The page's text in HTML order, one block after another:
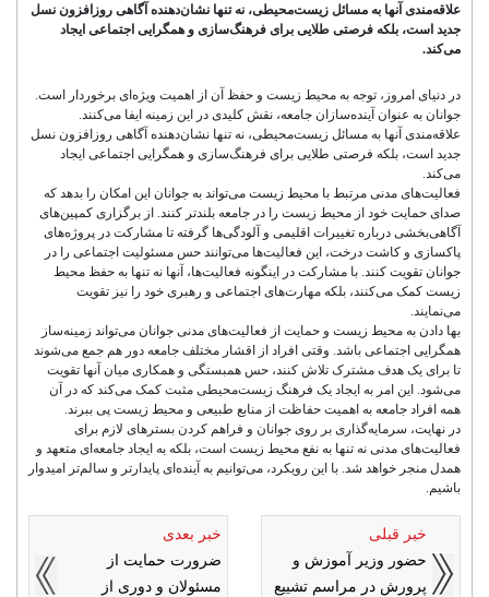
علاقه‌مندی آنها به مسائل زیست‌محیطی، نه تنها نشان‌دهنده آگاهی روزافزون نسل
جدید است، بلکه فرصتی طلایی برای فرهنگ‌سازی و همگرایی اجتماعی ایجاد
می‌کند.
در دنیای امروز، توجه به محیط زیست و حفظ آن از اهمیت ویژه‌ای برخوردار است.
جوانان به عنوان آینده‌سازان جامعه، نقش کلیدی در این زمینه ایفا می‌کنند.
علاقه‌مندی آنها به مسائل زیست‌محیطی، نه تنها نشان‌دهنده آگاهی روزافزون نسل
جدید است، بلکه فرصتی طلایی برای فرهنگ‌سازی و همگرایی اجتماعی ایجاد
می‌کند.
فعالیت‌های مدنی مرتبط با محیط زیست می‌تواند به جوانان این امکان را بدهد که
صدای حمایت خود از محیط زیست را در جامعه بلندتر کنند. از برگزاری کمپین‌های
آگاهی‌بخشی درباره تغییرات اقلیمی و آلودگی‌ها گرفته تا مشارکت در پروژه‌های
پاکسازی و کاشت درخت، این فعالیت‌ها می‌توانند حس مسئولیت اجتماعی را در
جوانان تقویت کنند. با مشارکت در اینگونه فعالیت‌ها، آنها نه تنها به حفظ محیط
زیست کمک می‌کنند، بلکه مهارت‌های اجتماعی و رهبری خود را نیز تقویت
می‌نمایند.
بها دادن به محیط زیست و حمایت از فعالیت‌های مدنی جوانان می‌تواند زمینه‌ساز
همگرایی اجتماعی باشد. وقتی افراد از اقشار مختلف جامعه دور هم جمع می‌شوند
تا برای یک هدف مشترک تلاش کنند، حس همبستگی و همکاری میان آنها تقویت
می‌شود. این امر به ایجاد یک فرهنگ زیست‌محیطی مثبت کمک می‌کند که در آن
همه افراد جامعه به اهمیت حفاظت از منابع طبیعی و محیط زیست پی ببرند.
در نهایت، سرمایه‌گذاری بر روی جوانان و فراهم کردن بسترهای لازم برای
فعالیت‌های مدنی نه تنها به نفع محیط زیست است، بلکه به ایجاد جامعه‌ای متعهد و
همدل منجر خواهد شد. با این رویکرد، می‌توانیم به آینده‌ای پایدارتر و سالم‌تر امیدوار
باشیم.
خبر قبلی
حضور وزیر آموزش و
پرورش در مراسم تشییع
خبر بعدی
ضرورت حمایت از
مسئولان و دوری از